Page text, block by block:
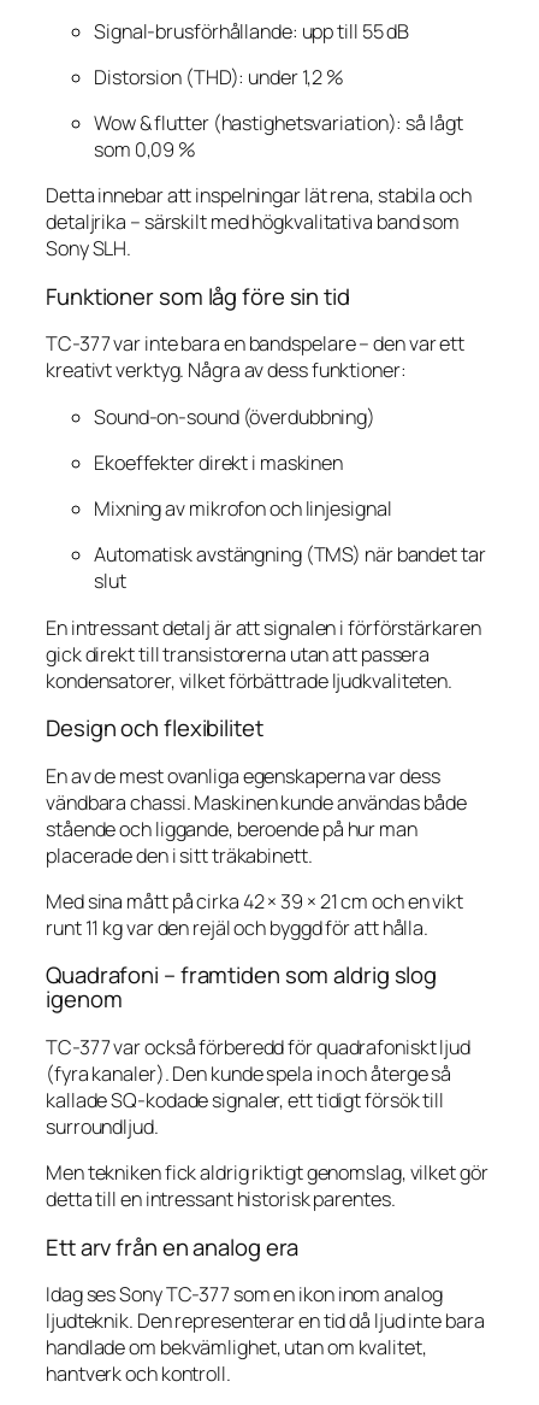
Signal-brusförhållande: upp till 55 dB
Distorsion (THD): under 1,2 %
Wow & flutter (hastighetsvariation): så lågt
som 0,09 %
Detta innebar att inspelningar lät rena, stabila och
detaljrika – särskilt med högkvalitativa band som
Sony SLH.
Funktioner som låg före sin tid
TC-377 var inte bara en bandspelare – den var ett
kreativt verktyg. Några av dess funktioner:
Sound-on-sound (överdubbning)
Ekoeffekter direkt i maskinen
Mixning av mikrofon och linjesignal
Automatisk avstängning (TMS) när bandet tar
slut
En intressant detalj är att signalen i förförstärkaren
gick direkt till transistorerna utan att passera
kondensatorer, vilket förbättrade ljudkvaliteten.
Design och flexibilitet
En av de mest ovanliga egenskaperna var dess
vändbara chassi. Maskinen kunde användas både
stående och liggande, beroende på hur man
placerade den i sitt träkabinett.
Med sina mått på cirka 42 × 39 × 21 cm och en vikt
runt 11 kg var den rejäl och byggd för att hålla.
Quadrafoni – framtiden som aldrig slog
igenom
TC-377 var också förberedd för quadrafoniskt ljud
(fyra kanaler). Den kunde spela in och återge så
kallade SQ-kodade signaler, ett tidigt försök till
surroundljud.
Men tekniken fick aldrig riktigt genomslag, vilket gör
detta till en intressant historisk parentes.
Ett arv från en analog era
Idag ses Sony TC-377 som en ikon inom analog
ljudteknik. Den representerar en tid då ljud inte bara
handlade om bekvämlighet, utan om kvalitet,
hantverk och kontroll.